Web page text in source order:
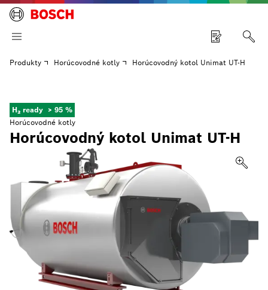
Produkty Horúcovodné kotly Horúcovodný kotol Unimat UT-H
H₂ ready > 95 %
Horúcovodné kotly
Horúcovodný kotol Unimat UT-H